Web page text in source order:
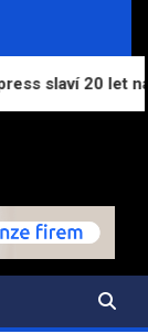
20 let na trhu